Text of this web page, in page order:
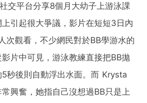
交平台分享8個月大幼子上游泳課
引起很大爭議，影片在短短3日內
次觀看，不少網民對於BB學游水的
片中可見，游泳教練直接把BB拋
5秒後則自動浮出水面。而 Krysta
興奮，她指自己沒想過BB只是上